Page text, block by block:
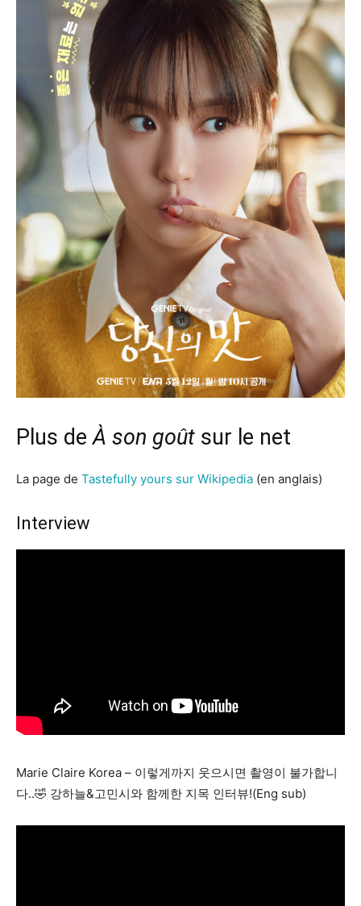
Plus deÀ son goût sur le net
La page de Tastefully yours sur Wikipedia (en anglais)
Interview
Marie Claire Korea – 이렇게까지 웃으시면 촬영이 불가합니
다..🤣 강하늘&고민시와 함께한 지목 인터뷰!(Eng sub)